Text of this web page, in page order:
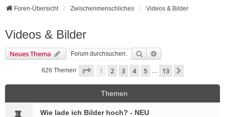
Foren-Übersicht Zwischenmenschliches Videos & Bilder
Videos & Bilder
Neues Thema Suche
626 Themen Seite 1von 13
1 2 3 4 5 … 13
Themen
Wie lade ich Bilder hoch? - NEU